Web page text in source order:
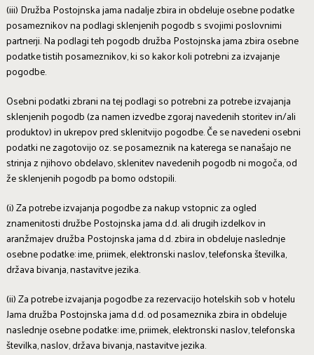
(iii) Družba Postojnska jama nadalje zbira in obdeluje osebne podatke
posameznikov na podlagi sklenjenih pogodb s svojimi poslovnimi
partnerji. Na podlagi teh pogodb družba Postojnska jama zbira osebne
podatke tistih posameznikov, ki so kakor koli potrebni za izvajanje
pogodbe.
Osebni podatki zbrani na tej podlagi so potrebni za potrebe izvajanja
sklenjenih pogodb (za namen izvedbe zgoraj navedenih storitev in/ali
produktov) in ukrepov pred sklenitvijo pogodbe. Če se navedeni osebni
podatki ne zagotovijo oz. se posameznik na katerega se nanašajo ne
strinja z njihovo obdelavo, sklenitev navedenih pogodb ni mogoča, od
že sklenjenih pogodb pa bomo odstopili.
(i) Za potrebe izvajanja pogodbe za nakup vstopnic za ogled
znamenitosti družbe Postojnska jama d.d. ali drugih izdelkov in
aranžmajev družba Postojnska jama d.d. zbira in obdeluje naslednje
osebne podatke: ime, priimek, elektronski naslov, telefonska številka,
država bivanja, nastavitve jezika.
(ii) Za potrebe izvajanja pogodbe za rezervacijo hotelskih sob v hotelu
Jama družba Postojnska jama d.d. od posameznika zbira in obdeluje
naslednje osebne podatke: ime, priimek, elektronski naslov, telefonska
številka, naslov, država bivanja, nastavitve jezika.